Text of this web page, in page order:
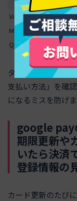
Visaタッチ
Mastercardコンタクト
QUICPay / iD
タッチ方式を複数
支払い方法」を確
になるミスを防げま
google pay
期限更新や
いたら決済
登録情報の
カード更新のたび